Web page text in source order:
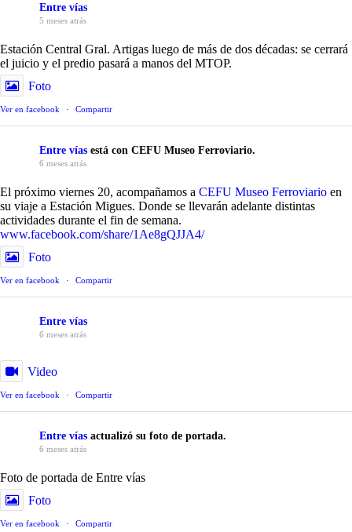
Entre vías
5 meses atrás
Estación Central Gral. Artigas luego de más de dos décadas: se cerrará
el juicio y el predio pasará a manos del MTOP.
Foto
Ver en facebook · Compartir
Entre vías está con CEFU Museo Ferroviario.
6 meses atrás
El próximo viernes 20, acompañamos a CEFU Museo Ferroviario en
su viaje a Estación Migues. Donde se llevarán adelante distintas
actividades durante el fin de semana.
www.facebook.com/share/1Ae8gQJJA4/
Foto
Ver en facebook · Compartir
Entre vías
6 meses atrás
Video
Ver en facebook · Compartir
Entre vías actualizó su foto de portada.
6 meses atrás
Foto de portada de Entre vías
Foto
Ver en facebook · Compartir